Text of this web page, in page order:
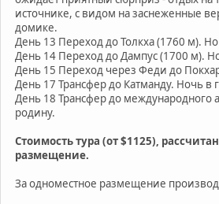
источнике, с видом на заснеженные
домике.
День 13 Переход до Толкха (1760 м).
День 14 Переход до Дампус (1700 м).
День 15 Переход через Феди до
День 17 Трансфер до Катманду. Ночь в
День 18 Трансфер до международного
родину.
Стоимость тура (от $1125),
размещение.
За одноместное размещение